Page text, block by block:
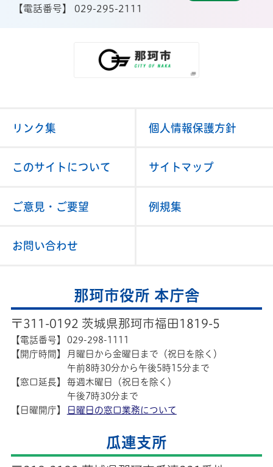
【電話番号】 029-295-2111
リンク集 個人情報保護方針
このサイトについて サイトマップ
ご意見・ご要望 例規集
お問い合わせ
那珂市役所 本庁舎
〒311-0192 茨城県那珂市福田1819-5
【電話番号】
029-298-1111
【開庁時間】
月曜日から金曜日まで（祝日を除く）
午前8時30分から午後5時15分まで
【窓口延長】
毎週木曜日（祝日を除く）
午後7時30分まで
【日曜開庁】
日曜日の窓口業務について
瓜連支所